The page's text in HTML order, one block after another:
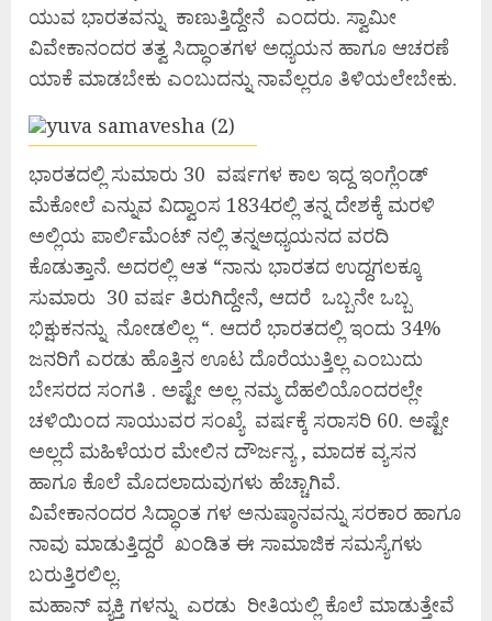
ಯುವ ಭಾರತವನ್ನು ಕಾಣುತ್ತಿದ್ದೇನೆ ಎಂದರು. ಸ್ವಾಮೀ
ವಿವೇಕಾನಂದರ ತತ್ವ ಸಿದ್ಧಾಂತಗಳ ಅಧ್ಯಯನ ಹಾಗೂ ಆಚರಣೆ
ಯಾಕೆ ಮಾಡಬೇಕು ಎಂಬುದನ್ನು ನಾವೆಲ್ಲರೂ ತಿಳಿಯಲೇಬೇಕು.
ಭಾರತದಲ್ಲಿ ಸುಮಾರು 30 ವರ್ಷಗಳ ಕಾಲ ಇದ್ದ ಇಂಗ್ಲೆಂಡ್
ಮೆಕೋಲೆ ಎನ್ನುವ ವಿದ್ವಾಂಸ 1834ರಲ್ಲಿ ತನ್ನ ದೇಶಕ್ಕೆ ಮರಳಿ
ಅಲ್ಲಿಯ ಪಾರ್ಲಿಮೆಂಟ್ ನಲ್ಲಿ ತನ್ನಅಧ್ಯಯನದ ವರದಿ
ಕೊಡುತ್ತಾನೆ. ಅದರಲ್ಲಿ ಆತ “ನಾನು ಭಾರತದ ಉದ್ದಗಲಕ್ಕೂ
ಸುಮಾರು 30 ವರ್ಷ ತಿರುಗಿದ್ದೇನೆ, ಆದರೆ ಒಬ್ಬನೇ ಒಬ್ಬ
ಭಿಕ್ಷುಕನನ್ನು ನೋಡಲಿಲ್ಲ “. ಆದರೆ ಭಾರತದಲ್ಲಿ ಇಂದು 34%
ಜನರಿಗೆ ಎರಡು ಹೊತ್ತಿನ ಊಟ ದೊರೆಯುತ್ತಿಲ್ಲ ಎಂಬುದು
ಬೇಸರದ ಸಂಗತಿ . ಅಷ್ಟೇ ಅಲ್ಲ ನಮ್ಮ ದೆಹಲಿಯೊಂದರಲ್ಲೇ
ಚಳಿಯಿಂದ ಸಾಯುವರ ಸಂಖ್ಯೆ ವರ್ಷಕ್ಕೆ ಸರಾಸರಿ 60. ಅಷ್ಟೇ
ಅಲ್ಲದೆ ಮಹಿಳೆಯರ ಮೇಲಿನ ದೌರ್ಜನ್ಯ , ಮಾದಕ ವ್ಯಸನ
ಹಾಗೂ ಕೊಲೆ ಮೊದಲಾದುವುಗಳು ಹೆಚ್ಚಾಗಿವೆ.
ವಿವೇಕಾನಂದರ ಸಿದ್ಧಾಂತ ಗಳ ಅನುಷ್ಠಾನವನ್ನು ಸರಕಾರ ಹಾಗೂ
ನಾವು ಮಾಡುತ್ತಿದ್ದರೆ ಖಂಡಿತ ಈ ಸಾಮಾಜಿಕ ಸಮಸ್ಯೆಗಳು
ಬರುತ್ತಿರಲಿಲ್ಲ.
ಮಹಾನ್ ವ್ಯಕ್ತಿ ಗಳನ್ನು ಎರಡು ರೀತಿಯಲ್ಲಿ ಕೊಲೆ ಮಾಡುತ್ತೇವೆ